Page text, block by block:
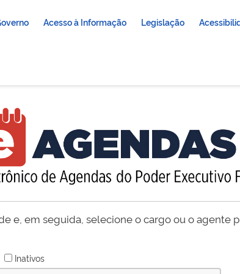
Acesso à Informação Legislação
e, em seguida, selecione o cargo ou o agente
Inativos